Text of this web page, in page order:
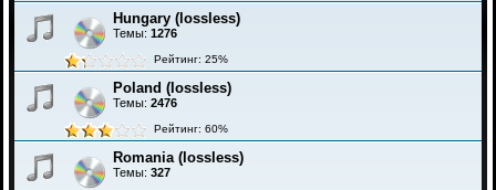
Hungary (lossless)
Темы: 1276
Рейтинг: 25%
Poland (lossless)
Темы: 2476
Рейтинг: 60%
Romania (lossless)
Темы: 327